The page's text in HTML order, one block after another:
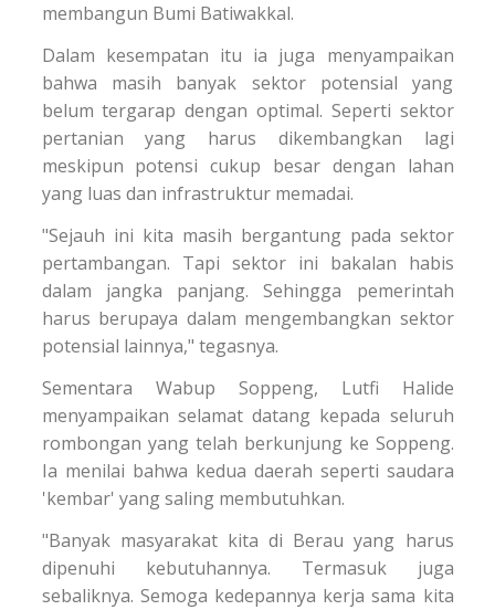
membangun Bumi Batiwakkal.
Dalam kesempatan itu ia juga menyampaikan
bahwa masih banyak sektor potensial yang
belum tergarap dengan optimal. Seperti sektor
pertanian yang harus dikembangkan lagi
meskipun potensi cukup besar dengan lahan
yang luas dan infrastruktur memadai.
"Sejauh ini kita masih bergantung pada sektor
pertambangan. Tapi sektor ini bakalan habis
dalam jangka panjang. Sehingga pemerintah
harus berupaya dalam mengembangkan sektor
potensial lainnya," tegasnya.
Sementara Wabup Soppeng, Lutfi Halide
menyampaikan selamat datang kepada seluruh
rombongan yang telah berkunjung ke Soppeng.
Ia menilai bahwa kedua daerah seperti saudara
'kembar' yang saling membutuhkan.
"Banyak masyarakat kita di Berau yang harus
dipenuhi kebutuhannya. Termasuk juga
sebaliknya. Semoga kedepannya kerja sama kita